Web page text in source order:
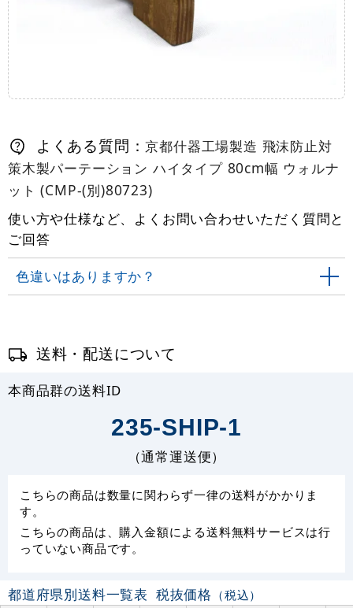
よくある質問：京都什器工場製造 飛沫防止対
策木製パーテーション ハイタイプ 80cm幅 ウォルナ
ット (CMP-(別)80723)
使い方や仕様など、よくお問い合わせいただく質問と
ご回答
色違いはありますか？
送料・配送について
本商品群の送料ID
235-SHIP-1
（通常運送便）
こちらの商品は数量に関わらず一律の送料がかかりま
す。
こちらの商品は、購入金額による送料無料サービスは行
っていない商品です。
都道府県別送料一覧表 税抜価格 （税込）